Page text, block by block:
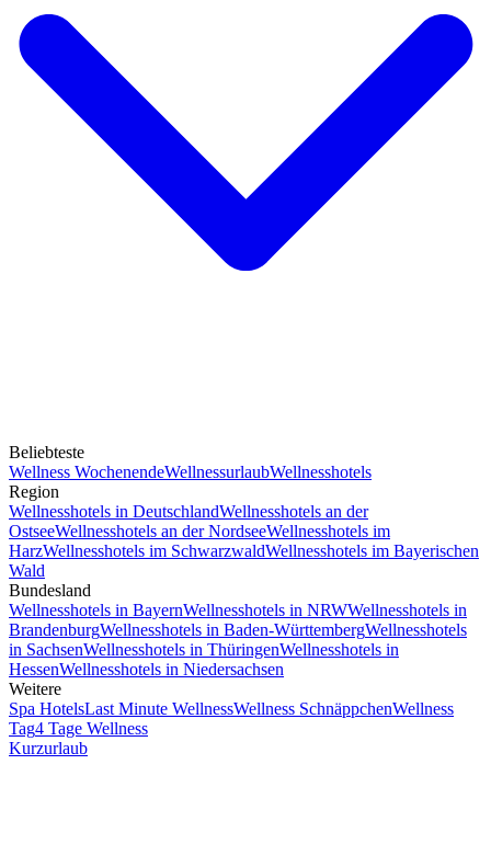
Beliebteste
Wellness WochenendeWellnessurlaubWellnesshotels
Region
Wellnesshotels in DeutschlandWellnesshotels an der
OstseeWellnesshotels an der NordseeWellnesshotels im
HarzWellnesshotels im SchwarzwaldWellnesshotels im Bayerischen
Wald
Bundesland
Wellnesshotels in BayernWellnesshotels in NRWWellnesshotels in
BrandenburgWellnesshotels in Baden-WürttembergWellnesshotels
in SachsenWellnesshotels in ThüringenWellnesshotels in
HessenWellnesshotels in Niedersachsen
Weitere
Spa HotelsLast Minute WellnessWellness SchnäppchenWellness
Tag4 Tage Wellness
Kurzurlaub